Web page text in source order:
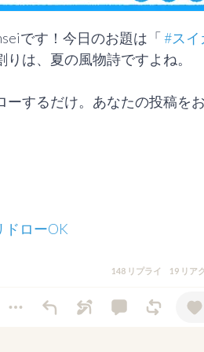
です！今日のお題は「 #スイ
は、夏の風物詩ですよね。
ーするだけ。あなたの投稿を
ドローOK
148 リプライ 19 リア